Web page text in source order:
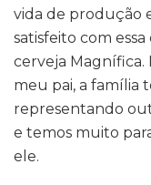
vida de produção
satisfeito com
cerveja Magnífica.
meu pai, a família
representando
e temos muito
ele.